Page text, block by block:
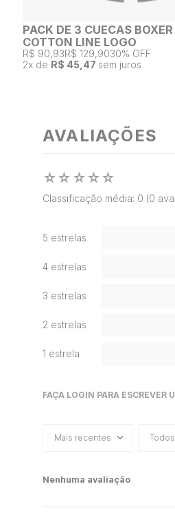
PACK DE 3 CUECAS BOXER
COTTON LINE LOGO
R$ 90,93R$ 129,9030% OFF
2x de R$ 45,47 sem juros
AVALIAÇÕES
☆☆ ☆☆☆
Classificação média: 0 (0
5 estrelas
4 estrelas
3 estrelas
2 estrelas
1 estrela
FAÇA LOGIN PARA ESCREVER
Mais recentes Todos
Nenhuma avaliação